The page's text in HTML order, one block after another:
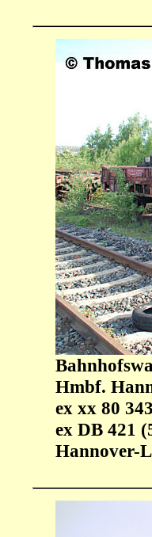
Hmbf.
ex xx 80
ex DB 421
Hannover-